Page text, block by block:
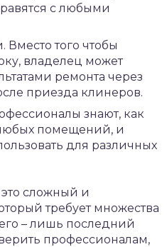
с любыми
того чтобы
владелец может
ремонта через
приезда клинеров.
знают, как
помещений, и
для различных
сложный и
требует множества
– лишь последний
профессионалам,